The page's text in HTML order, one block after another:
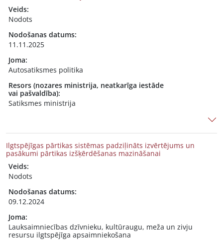
Veids:
Nodots
Nodošanas datums:
11.11.2025
Joma:
Autosatiksmes politika
Resors (nozares ministrija, neatkarīga iestāde
vai pašvaldība):
Satiksmes ministrija
Ilgtspējīgas pārtikas sistēmas padziļināts izvērtējums un
pasākumi pārtikas izšķērdēšanas mazināšanai
Veids:
Nodots
Nodošanas datums:
09.12.2024
Joma:
Lauksaimniecības dzīvnieku, kultūraugu, meža un zivju
resursu ilgtspējīga apsaimniekošana